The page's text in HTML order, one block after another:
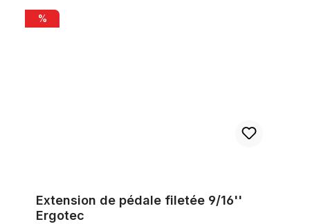
Extension de pédale filetée 9/16'' Ergotec
%
Extension de pédale filetée 9/16''
Ergotec